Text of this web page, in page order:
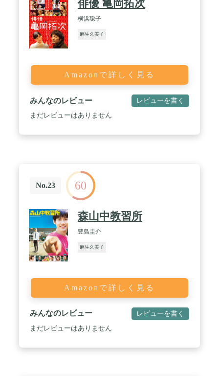
俳優 亀岡拓次
横浜聡子
麻生久美子
Amazonで詳しく見る
みんなのレビュー レビューを書く
まだレビューはありません
No.23 60
森山中教習所
豊島圭介
麻生久美子
Amazonで詳しく見る
みんなのレビュー レビューを書く
まだレビューはありません